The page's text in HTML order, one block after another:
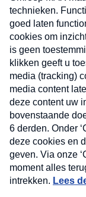
Nieuwsbrief
Neem hier
nieuwsbrief.